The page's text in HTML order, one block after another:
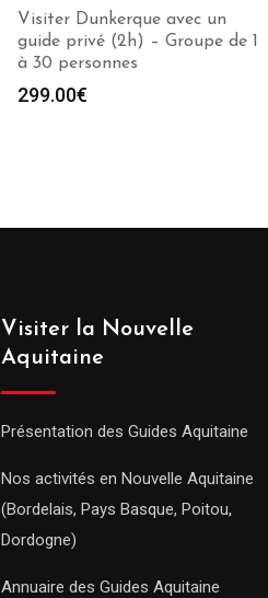
Visiter Dunkerque avec un
guide privé (2h) – Groupe de 1
à 30 personnes
299.00€
Visiter la Nouvelle
Aquitaine
Présentation des Guides Aquitaine
Nos activités en Nouvelle Aquitaine
(Bordelais, Pays Basque, Poitou,
Dordogne)
Annuaire des Guides Aquitaine